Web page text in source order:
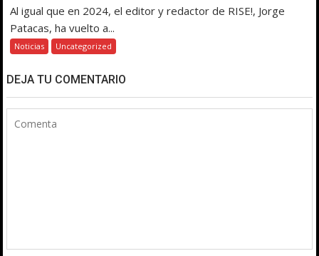
Al igual que en 2024, el editor y redactor de RISE!, Jorge
Patacas, ha vuelto a...
Noticias Uncategorized
DEJA TU COMENTARIO